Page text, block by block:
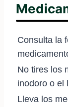
Consulta la
No tires los
inodoro o el
Lleva los